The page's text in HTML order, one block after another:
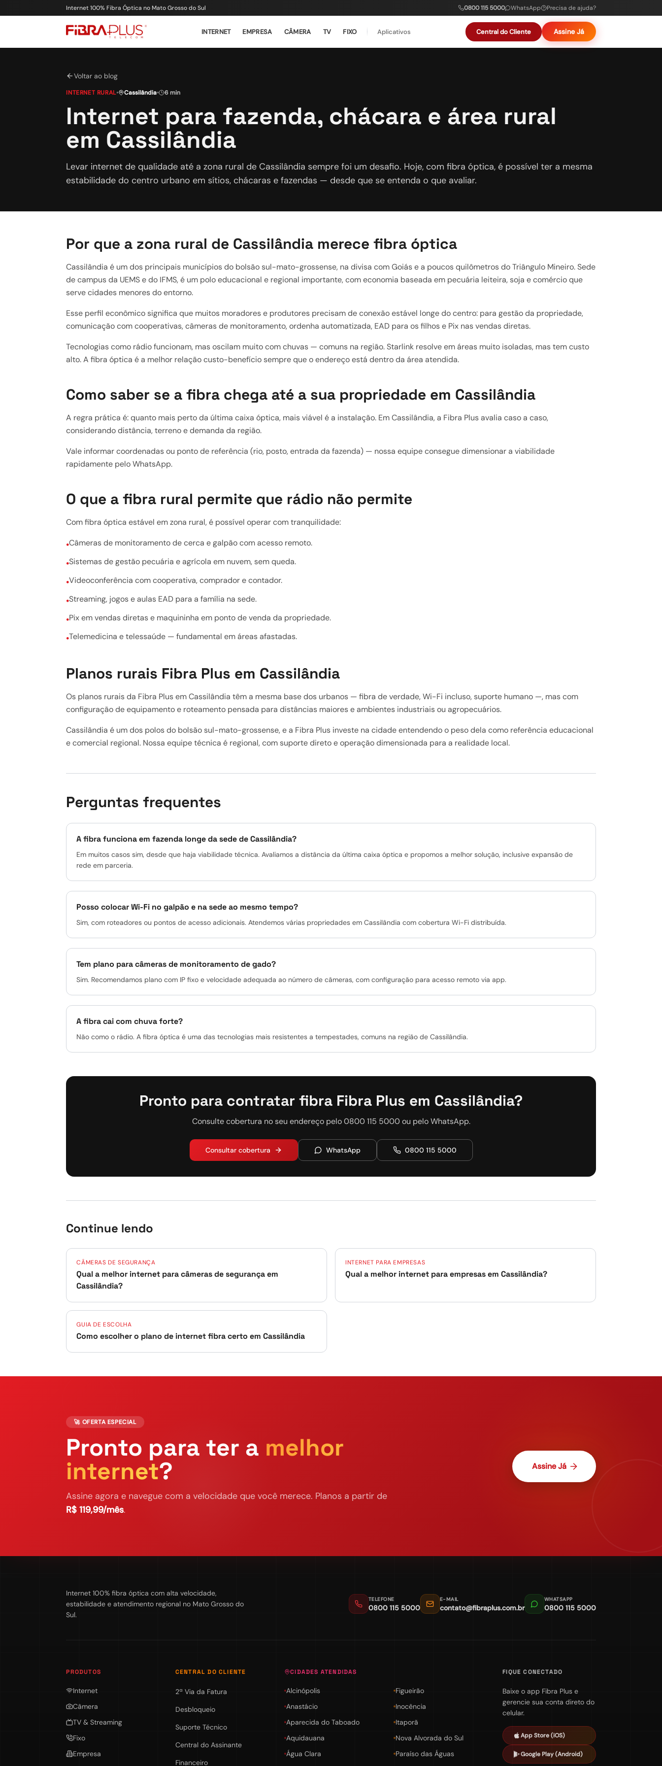
Internet 100% Fibra Óptica no Mato Grosso do Sul 0800 115 5000 WhatsApp Precisa de ajuda?
INTERNET EMPRESA CÂMERA TV FIXO Aplicativos Central do Cliente Assine Já
Voltar ao blog
INTERNET RURAL• Cassilândia• 6 min
Internet para fazenda, chácara e área rural
em Cassilândia
Levar internet de qualidade até a zona rural de Cassilândia sempre foi um desafio. Hoje, com fibra óptica, é possível ter a mesma
estabilidade do centro urbano em sítios, chácaras e fazendas — desde que se entenda o que avaliar.
Por que a zona rural de Cassilândia merece fibra óptica
Cassilândia é um dos principais municípios do bolsão sul-mato-grossense, na divisa com Goiás e a poucos quilômetros do Triângulo Mineiro. Sede
de campus da UEMS e do IFMS, é um polo educacional e regional importante, com economia baseada em pecuária leiteira, soja e comércio que
serve cidades menores do entorno.
Esse perfil econômico significa que muitos moradores e produtores precisam de conexão estável longe do centro: para gestão da propriedade,
comunicação com cooperativas, câmeras de monitoramento, ordenha automatizada, EAD para os filhos e Pix nas vendas diretas.
Tecnologias como rádio funcionam, mas oscilam muito com chuvas — comuns na região. Starlink resolve em áreas muito isoladas, mas tem custo
alto. A fibra óptica é a melhor relação custo-benefício sempre que o endereço está dentro da área atendida.
Como saber se a fibra chega até a sua propriedade em Cassilândia
A regra prática é: quanto mais perto da última caixa óptica, mais viável é a instalação. Em Cassilândia, a Fibra Plus avalia caso a caso,
considerando distância, terreno e demanda da região.
Vale informar coordenadas ou ponto de referência (rio, posto, entrada da fazenda) — nossa equipe consegue dimensionar a viabilidade
rapidamente pelo WhatsApp.
O que a fibra rural permite que rádio não permite
Com fibra óptica estável em zona rural, é possível operar com tranquilidade:
•Câmeras de monitoramento de cerca e galpão com acesso remoto.
•Sistemas de gestão pecuária e agrícola em nuvem, sem queda.
•Videoconferência com cooperativa, comprador e contador.
•Streaming, jogos e aulas EAD para a família na sede.
•Pix em vendas diretas e maquininha em ponto de venda da propriedade.
•Telemedicina e telessaúde — fundamental em áreas afastadas.
Planos rurais Fibra Plus em Cassilândia
Os planos rurais da Fibra Plus em Cassilândia têm a mesma base dos urbanos — fibra de verdade, Wi-Fi incluso, suporte humano —, mas com
configuração de equipamento e roteamento pensada para distâncias maiores e ambientes industriais ou agropecuários.
Cassilândia é um dos polos do bolsão sul-mato-grossense, e a Fibra Plus investe na cidade entendendo o peso dela como referência educacional
e comercial regional. Nossa equipe técnica é regional, com suporte direto e operação dimensionada para a realidade local.
Perguntas frequentes
A fibra funciona em fazenda longe da sede de Cassilândia?
Em muitos casos sim, desde que haja viabilidade técnica. Avaliamos a distância da última caixa óptica e propomos a melhor solução, inclusive expansão de
rede em parceria.
Posso colocar Wi-Fi no galpão e na sede ao mesmo tempo?
Sim, com roteadores ou pontos de acesso adicionais. Atendemos várias propriedades em Cassilândia com cobertura Wi-Fi distribuída.
Tem plano para câmeras de monitoramento de gado?
Sim. Recomendamos plano com IP fixo e velocidade adequada ao número de câmeras, com configuração para acesso remoto via app.
A fibra cai com chuva forte?
Não como o rádio. A fibra óptica é uma das tecnologias mais resistentes a tempestades, comuns na região de Cassilândia.
Pronto para contratar fibra Fibra Plus em Cassilândia?
Consulte cobertura no seu endereço pelo 0800 115 5000 ou pelo WhatsApp.
Consultar cobertura WhatsApp 0800 115 5000
Continue lendo
CÂMERAS DE SEGURANÇA
Qual a melhor internet para câmeras de segurança em
Cassilândia?
INTERNET PARA EMPRESAS
Qual a melhor internet para empresas em Cassilândia?
GUIA DE ESCOLHA
Como escolher o plano de internet fibra certo em Cassilândia
🚀 OFERTA ESPECIAL
Pronto para ter a melhor
internet?
Assine agora e navegue com a velocidade que você merece. Planos a partir de
R$ 119,99/mês.
Assine Já
Internet 100% fibra óptica com alta velocidade,
estabilidade e atendimento regional no Mato Grosso do
Sul.
TELEFONE
0800 115 5000
E-MAIL
contato@fibraplus.com.br
WHATSAPP
0800 115 5000
PRODUTOS
Internet
Câmera
TV & Streaming
Fixo
Empresa
CENTRAL DO CLIENTE
2ª Via da Fatura
Desbloqueio
Suporte Técnico
Central do Assinante
Financeiro
CIDADES ATENDIDAS
Alcinópolis
Anastácio
Aparecida do Taboado
Aquidauana
Água Clara
Figueirão
Inocência
Itaporã
Nova Alvorada do Sul
Paraíso das Águas
FIQUE CONECTADO
Baixe o app Fibra Plus e
gerencie sua conta direto do
celular.
App Store (iOS)
Google Play (Android)